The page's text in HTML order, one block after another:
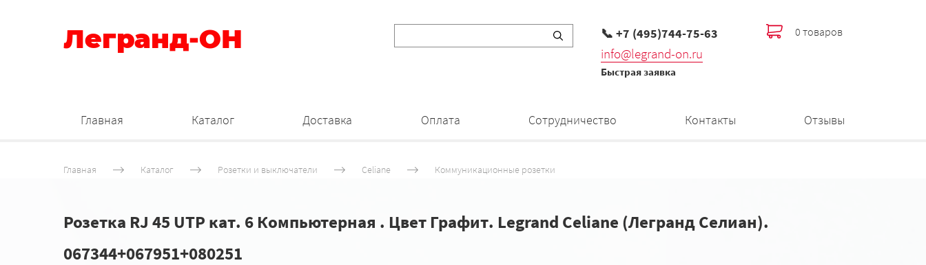
Легранд-ОН 📞 +7 (495)744-75-63
info@legrand-on.ru
Быстрая заявка
0 товаров
Главная Каталог Доставка Оплата Сотрудничество Контакты Отзывы
Главная Каталог Розетки и выключатели Celiane Коммуникационные розетки
Розетка RJ 45 UTP кат. 6 Компьютерная . Цвет Графит. Legrand Celiane (Легранд Селиан).
067344+067951+080251